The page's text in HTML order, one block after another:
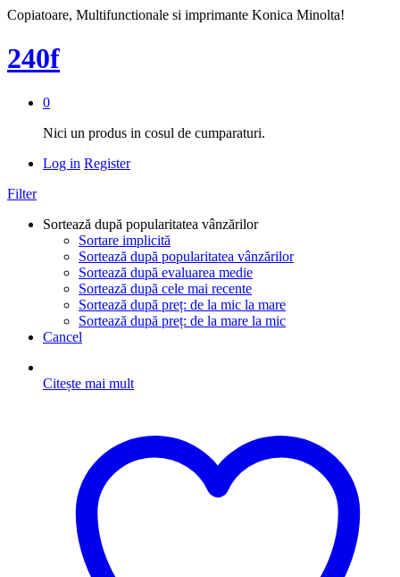
Copiatoare, Multifunctionale si imprimante Konica Minolta!
240f
0
Nici un produs in cosul de cumparaturi.
Log in Register
Filter
Sortează după popularitatea vânzărilor
Sortare implicită
Sortează după popularitatea vânzărilor
Sortează după evaluarea medie
Sortează după cele mai recente
Sortează după preț: de la mic la mare
Sortează după preț: de la mare la mic
Cancel
Citește mai mult